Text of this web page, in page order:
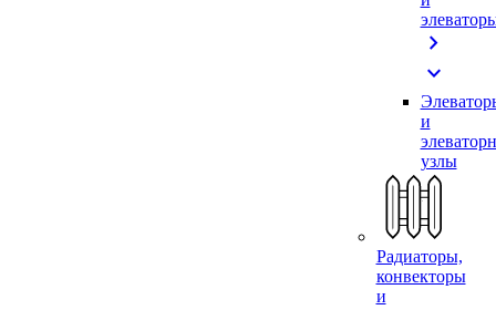
chevron_right
expand_more
и
узлы
Радиаторы,
конвекторы
и